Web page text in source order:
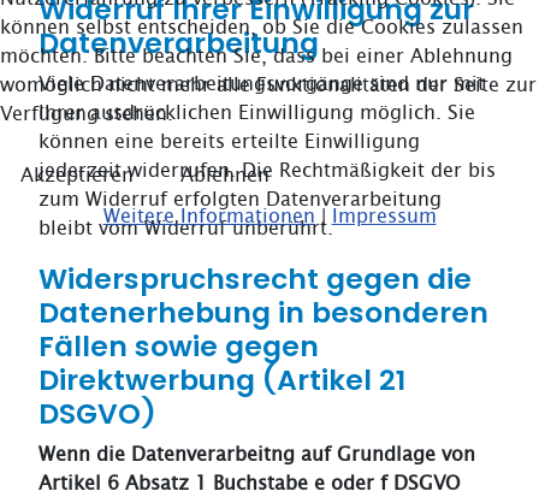
Widerruf Ihrer Einwilligung zur
Datenverarbeitung
Viele Datenverarbeitungsvorgänge sind nur mit
Ihrer ausdrücklichen Einwilligung möglich. Sie
können eine bereits erteilte Einwilligung
jederzeit widerrufen. Die Rechtmäßigkeit der bis
zum Widerruf erfolgten Datenverarbeitung
bleibt vom Widerruf unberührt.
Widerspruchsrecht gegen die
Datenerhebung in besonderen
Fällen sowie gegen
Direktwerbung (Artikel 21
DSGVO)
Wenn die Datenverarbeitng auf Grundlage von
Artikel 6 Absatz 1 Buchstabe e oder f DSGVO
können selbst entscheiden, ob Sie die Cookies zulassen
möchten. Bitte beachten Sie, dass bei einer Ablehnung
womöglich nicht mehr alle Funktionalitäten der Seite zur
Verfügung stehen.
Akzeptieren
Ablehnen
Weitere Informationen | Impressum